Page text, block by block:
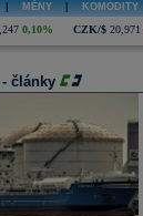
MĚNY KOMODITY
0,10% CZK/$ 20,971
- články